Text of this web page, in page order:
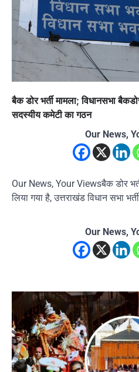
बैक डोर भर्ती मामला; विधानसभा
सदस्यीय कमेटी का गठन
Our News,
Our News, Your Viewsबैक डोर
लिया गया है, उत्तराखंड विधान सभा
Our News,